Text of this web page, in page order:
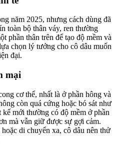
năm 2025, nhưng cách dùng đã
toàn bộ thân váy, ren thường
phần thân trên để tạo độ mềm và
chọn lý tưởng cho cô dâu muốn
đại.
mại
cơ thể, nhất là ở phần hông và
còn quá cứng hoặc bó sát như
mới thường có độ mềm ở phần
mà vẫn giữ được sự gợi cảm.
di chuyển xa, cô dâu nên thử